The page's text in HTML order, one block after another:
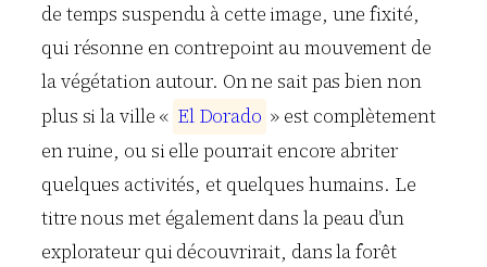
de temps suspendu à cette image, une fixité,
qui résonne en contrepoint au mouvement de
la végétation autour. On ne sait pas bien non
plus si la ville « El Dorado » est complètement
en ruine, ou si elle pourrait encore abriter
quelques activités, et quelques humains. Le
titre nous met également dans la peau d’un
explorateur qui découvrirait, dans la forêt